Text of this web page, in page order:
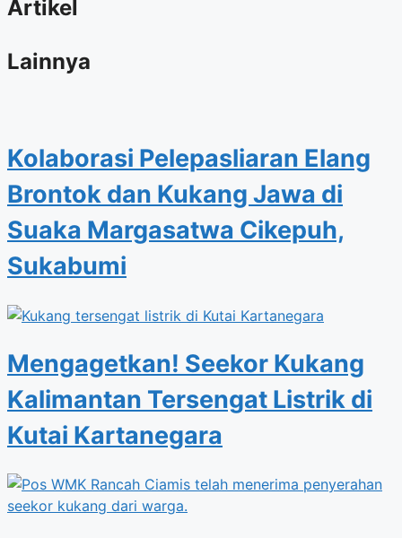
Artikel
Lainnya
Kolaborasi Pelepasliaran Elang
Brontok dan Kukang Jawa di
Suaka Margasatwa Cikepuh,
Sukabumi
Mengagetkan! Seekor Kukang
Kalimantan Tersengat Listrik di
Kutai Kartanegara